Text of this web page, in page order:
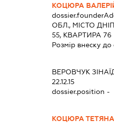
КОЦЮРА
ОБЛ., МІСТО
55, КВАРТИРА 76
Розмір внеску
ВЕРОВЧУК
22.12.15
dossier.position -
КОЦЮРА